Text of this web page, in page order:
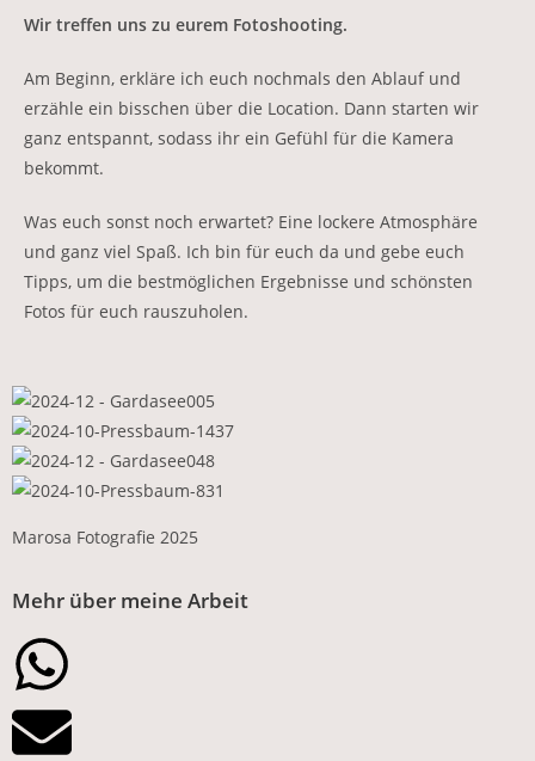
Wir treffen uns zu eurem Fotoshooting.
Am Beginn, erkläre ich euch nochmals den Ablauf und
erzähle ein bisschen über die Location. Dann starten wir
ganz entspannt, sodass ihr ein Gefühl für die Kamera
bekommt.
Was euch sonst noch erwartet? Eine lockere Atmosphäre
und ganz viel Spaß. Ich bin für euch da und gebe euch
Tipps, um die bestmöglichen Ergebnisse und schönsten
Fotos für euch rauszuholen.
Marosa Fotografie 2025
Mehr über meine Arbeit